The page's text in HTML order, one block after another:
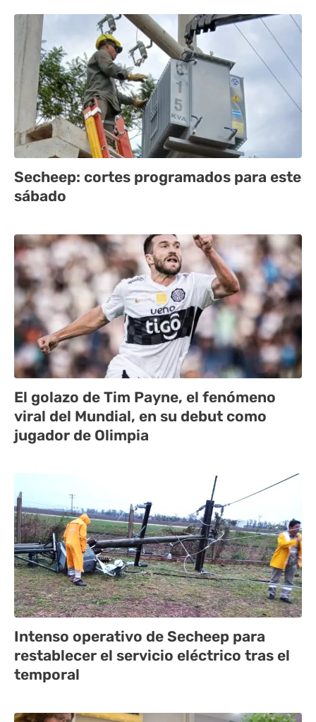
Secheep: cortes programados para este
sábado
El golazo de Tim Payne, el fenómeno
viral del Mundial, en su debut como
jugador de Olimpia
Intenso operativo de Secheep para
restablecer el servicio eléctrico tras el
temporal